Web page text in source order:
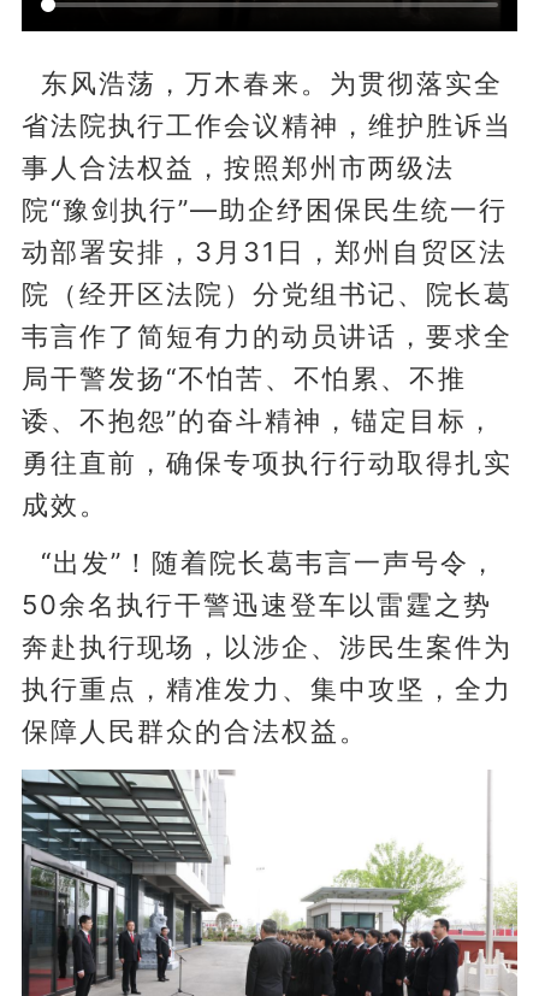
东风浩荡，万木春来。为贯彻落实全
省法院执行工作会议精神，维护胜诉当
事人合法权益，按照郑州市两级法
院“豫剑执行”—助企纾困保民生统一行
动部署安排，3月31日，郑州自贸区法
院（经开区法院）分党组书记、院长葛
韦言作了简短有力的动员讲话，要求全
局干警发扬“不怕苦、不怕累、不推
诿、不抱怨”的奋斗精神，锚定目标，
勇往直前，确保专项执行行动取得扎实
成效。
“出发”！随着院长葛韦言一声号令，
50余名执行干警迅速登车以雷霆之势
奔赴执行现场，以涉企、涉民生案件为
执行重点，精准发力、集中攻坚，全力
保障人民群众的合法权益。